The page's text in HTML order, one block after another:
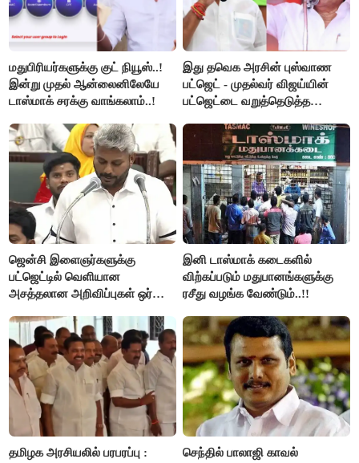
மதுபிரியர்களுக்கு குட் நியூஸ்..!
இன்று முதல் ஆன்லைனிலேயே
டாஸ்மாக் சரக்கு வாங்கலாம்..!
இது தவெக அரசின் புஸ்வாண
பட்ஜெட் - முதல்வர் விஜய்யின்
பட்ஜெட்டை வறுத்தெடுத்த
ஜென்சி இளைஞர்களுக்கு
பட்ஜெட்டில் வெளியான
அசத்தலான அறிவிப்புகள் ஒர்
இனி டாஸ்மாக் கடைகளில்
விற்கப்படும் மதுபானங்களுக்கு
ரசீது வழங்க வேண்டும்..!!
தமிழக அரசியலில் பரபரப்பு :
செந்தில் பாலாஜி காவல்